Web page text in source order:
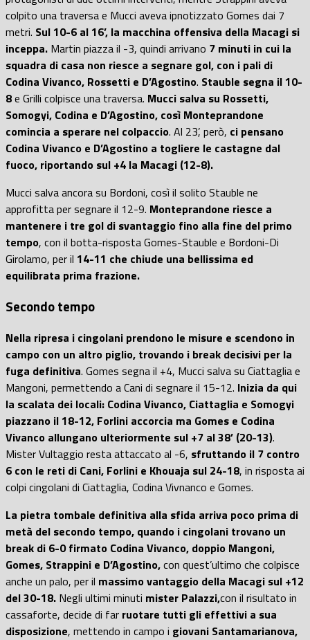
colpito una traversa e Mucci aveva ipnotizzato Gomes dai 7
metri. Sul 10-6 al 16’, la macchina offensiva della Macagi si
inceppa. Martin piazza il -3, quindi arrivano 7 minuti in cui la
squadra di casa non riesce a segnare gol, con i pali di
Codina Vivanco, Rossetti e D’Agostino. Stauble segna il 10-
8e Grilli colpisce una traversa. Mucci salva su Rossetti,
Somogyi, Codina e D’Agostino, così Monteprandone
comincia a sperare nel colpaccio. Al 23’, però, ci pensano
Codina Vivanco e D’Agostino a togliere le castagne dal
fuoco, riportando sul +4 la Macagi (12-8).
Mucci salva ancora su Bordoni, così il solito Stauble ne
approfitta per segnare il 12-9. Monteprandone riesce a
mantenere i tre gol di svantaggio fino alla fine del primo
tempo, con il botta-risposta Gomes-Stauble e Bordoni-Di
Girolamo, per il 14-11 che chiude una bellissima ed
equilibrata prima frazione.
Secondo tempo
Nella ripresa i cingolani prendono le misure e scendono in
campo con un altro piglio, trovando i break decisivi per la
fuga definitiva. Gomes segna il +4, Mucci salva su Ciattaglia e
Mangoni, permettendo a Cani di segnare il 15-12. Inizia da qui
la scalata dei locali: Codina Vivanco, Ciattaglia e Somogyi
piazzano il 18-12, Forlini accorcia ma Gomes e Codina
Vivanco allungano ulteriormente sul +7 al 38’ (20-13).
Mister Vultaggio resta attaccato al -6, sfruttando il 7 contro
6 con le reti di Cani, Forlini e Khouaja sul 24-18, in risposta ai
colpi cingolani di Ciattaglia, Codina Vivnanco e Gomes.
La pietra tombale definitiva alla sfida arriva poco prima di
metà del secondo tempo, quando i cingolani trovano un
break di 6-0 firmato Codina Vivanco, doppio Mangoni,
Gomes, Strappini e D’Agostino,con quest’ultimo che colpisce
anche un palo, per il massimo vantaggio della Macagi sul +12
del 30-18. Negli ultimi minuti mister Palazzi,con il risultato in
cassaforte, decide di far ruotare tutti gli effettivi a sua
disposizione, mettendo in campo i giovani Santamarianova,